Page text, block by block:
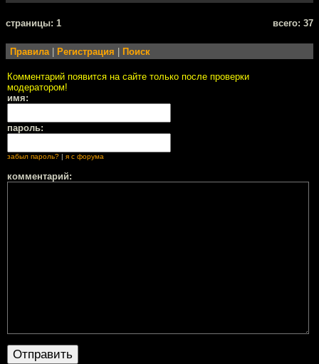
cтраницы: 1 всего: 37
Правила| Регистрация Поиск
Комментарий появится на сайте только после проверки
модератором!
имя:
пароль:
забыл пароль? | я с форума
комментарий: